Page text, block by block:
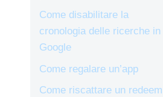
Come disabilitare la
cronologia delle ricerche in
Google
Come regalare un’app
Come riscattare un redeem